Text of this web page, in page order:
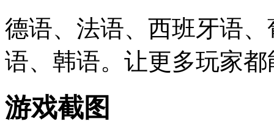
德语、法语、西班牙语
语、韩语。让更多玩家
游戏截图